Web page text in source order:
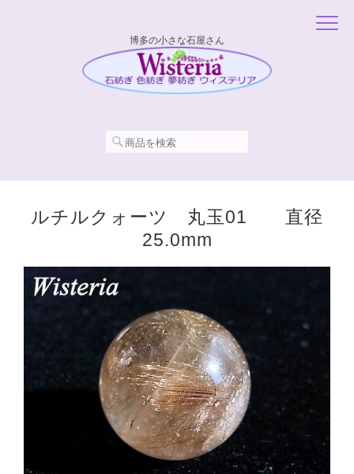
博多の小さな石屋さん
ルチルクォーツ 丸玉01 直径
25.0mm